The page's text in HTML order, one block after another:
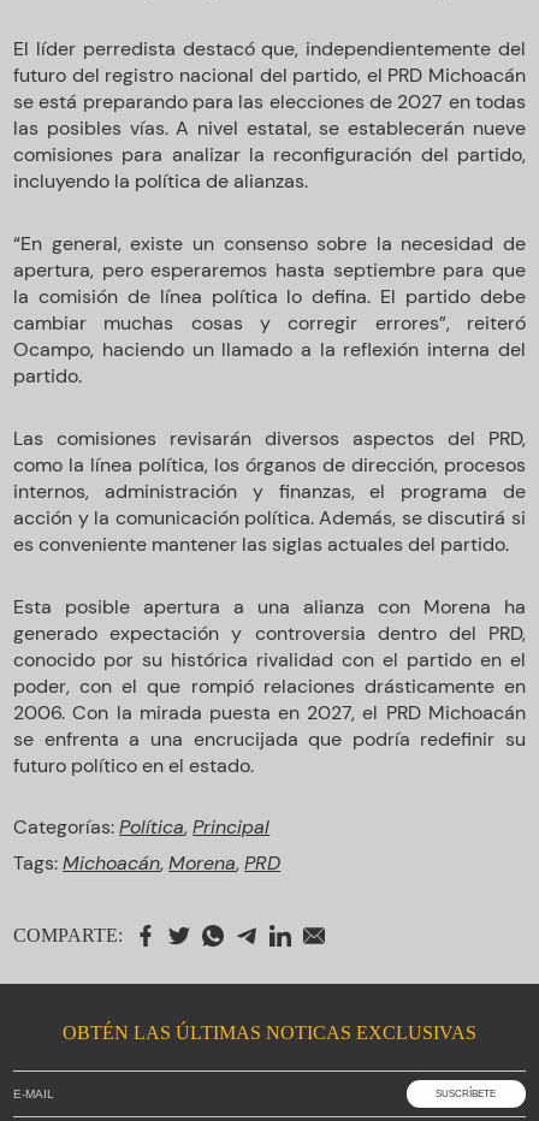
El líder perredista destacó que, independientemente del
futuro del registro nacional del partido, el PRD Michoacán
se está preparando para las elecciones de 2027 en todas
las posibles vías. A nivel estatal, se establecerán nueve
comisiones para analizar la reconfiguración del partido,
incluyendo la política de alianzas.
“En general, existe un consenso sobre la necesidad de
apertura, pero esperaremos hasta septiembre para que
la comisión de línea política lo defina. El partido debe
cambiar muchas cosas y corregir errores”, reiteró
Ocampo, haciendo un llamado a la reflexión interna del
partido.
Las comisiones revisarán diversos aspectos del PRD,
como la línea política, los órganos de dirección, procesos
internos, administración y finanzas, el programa de
acción y la comunicación política. Además, se discutirá si
es conveniente mantener las siglas actuales del partido.
Esta posible apertura a una alianza con Morena ha
generado expectación y controversia dentro del PRD,
conocido por su histórica rivalidad con el partido en el
poder, con el que rompió relaciones drásticamente en
2006. Con la mirada puesta en 2027, el PRD Michoacán
se enfrenta a una encrucijada que podría redefinir su
futuro político en el estado.
Categorías:Política,Principal
Tags:Michoacán,Morena,PRD
COMPARTE:
OBTÉN LAS ÚLTIMAS NOTICAS EXCLUSIVAS